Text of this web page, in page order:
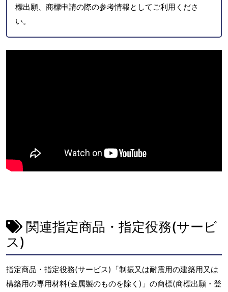
標出願、商標申請の際の参考情報としてご利用くださ
い。
関連指定商品・指定役務(サービ
ス)
指定商品・指定役務(サービス)「制振又は耐震用の建築用又は
構築用の専用材料(金属製のものを除く)」の商標(商標出願・登